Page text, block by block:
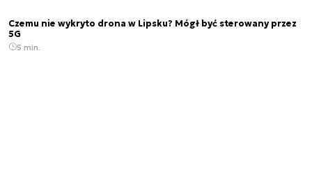
Czemu nie wykryto drona w Lipsku? Mógł być sterowany przez
5G
5 min.